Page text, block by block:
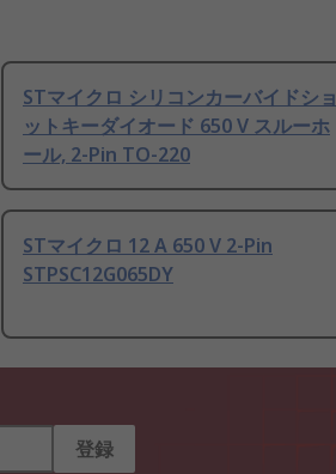
STマイクロ シリコンカーバイドショ
ットキーダイオード 650 V スルーホ
ール, 2-Pin TO-220
STマイクロ 12 A 650 V 2-Pin
STPSC12G065DY
登録